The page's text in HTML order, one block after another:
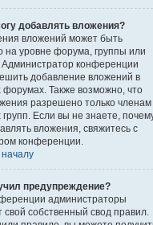
добавлять вложения?
вложений может быть
на уровне форума, группы или
Администратор конференции
добавление вложений в
Также возможно, что
разрешено только членам
Если вы не знаете,
вложения, свяжитесь с
конференции.
началу
предупреждение?
администраторы
свой собственный свод правил.